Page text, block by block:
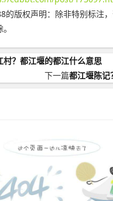
版权声明： 除非特别标注
村？都江堰的都江什么意思
下一篇都江堰陈记